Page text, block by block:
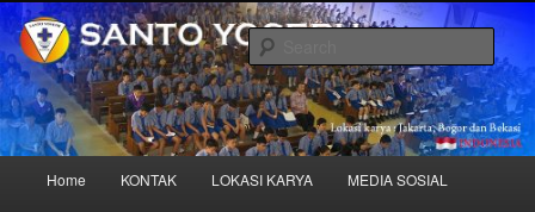
Skip
to
primary
contentSANTO YOSEPH – "Sekolah Kita"
Home KONTAK LOKASI KARYA MEDIA SOSIAL